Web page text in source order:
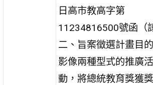
日高市教高字第
11234816500號函（
二、旨案徵選計畫目
影像兩種型式的推廣活
動，將總統教育獎獲